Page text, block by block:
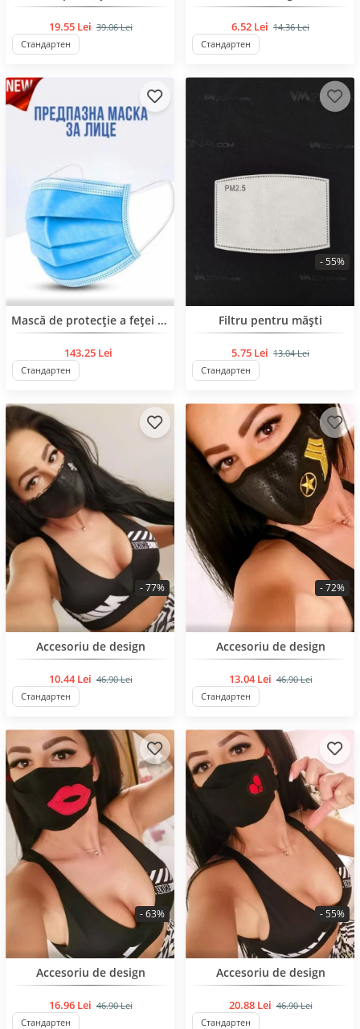
19.55 Lei 39.06 Lei
Стандартен
6.52 Lei 14.36 Lei
Стандартен
BESTSELLERMască de protecție a feței 50 bucăți într-o cutie
143.25 Lei
Стандартен
BESTSELLER
Filtru pentru măști
5.75 Lei 13.04 Lei
- 55%
Стандартен
BESTSELLER
Accesoriu de design
10.44 Lei 46.90 Lei
- 77%
Стандартен
BESTSELLER
Accesoriu de design
13.04 Lei 46.90 Lei
- 72%
Стандартен
BESTSELLER
Accesoriu de design
16.96 Lei 46.90 Lei
- 63%
Стандартен
BESTSELLER
Accesoriu de design
20.88 Lei 46.90 Lei
- 55%
Стандартен